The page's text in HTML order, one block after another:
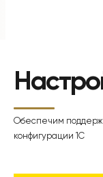
Обеспечим
конфигурации 1С